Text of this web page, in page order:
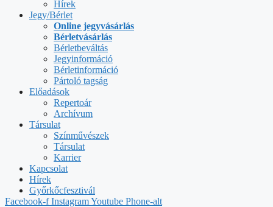
Hírek
Jegy/Bérlet
Online jegyvásárlás
Bérletvásárlás
Bérletbeváltás
Jegyinformáció
Bérletinformáció
Pártoló tagság
Előadások
Repertoár
Archívum
Társulat
Színművészek
Társulat
Karrier
Kapcsolat
Hírek
Győrkőcfesztivál
Facebook-f InstagramYoutube Phone-alt